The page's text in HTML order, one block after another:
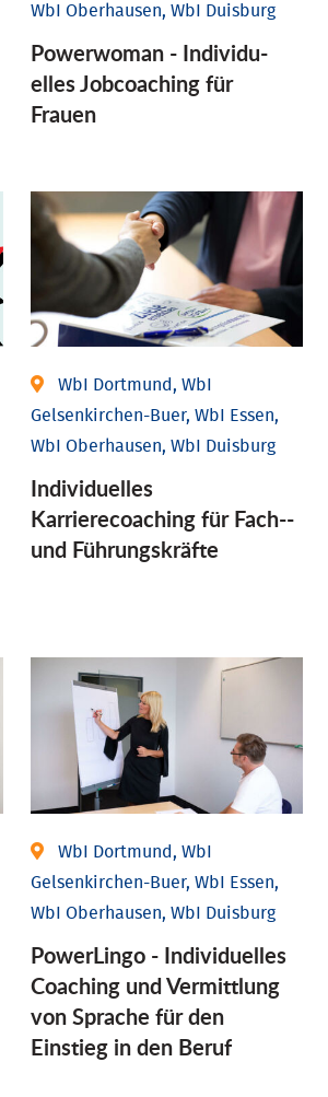
WbI Oberhausen, WbI Duisburg
Powerwoman - Individu­
elles Job­coaching für
Frauen
WbI Dortmund, WbI
Gelsenkirchen-Buer, WbI Essen,
WbI Oberhausen, WbI Duisburg
Individu­elles
Karrierecoaching für Fach-­
und Führungs­kräfte
WbI Dortmund, WbI
Gelsenkirchen-Buer, WbI Essen,
WbI Oberhausen, WbI Duisburg
PowerLingo - Individuelles
Coaching und Vermittlung
von Sprache für den
Einstieg in den Beruf